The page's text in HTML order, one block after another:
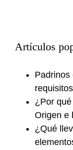
Artículos
Padrinos
requisitos
¿Por
Origen e
¿Qué